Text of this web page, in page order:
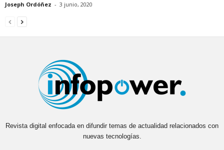
Joseph Ordóñez - 3 junio, 2020
Revista digital enfocada en difundir temas de actualidad relacionados con
nuevas tecnologías.